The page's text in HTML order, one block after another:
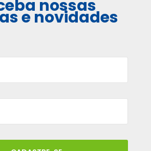
nossas
e novidades